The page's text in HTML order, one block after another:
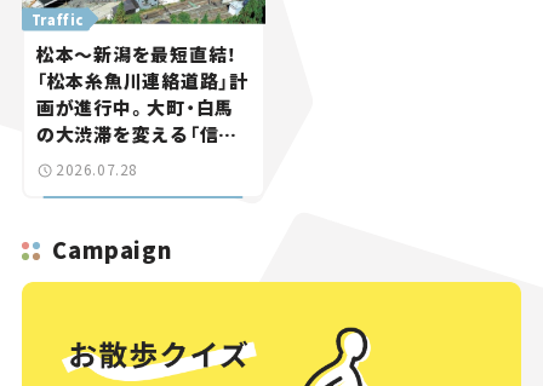
Traffic
松本～新潟を最短直結！
「松本糸魚川連絡道路」計
画が進行中。大町・白馬
の大渋滞を変える「信号
ゼロ」バイパスも事業化
2026.07.28
Campaign